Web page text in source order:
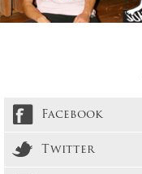
Facebook
Twitter